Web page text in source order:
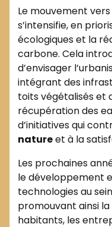
Le mouvement
s’intensifie, en
écologiques et la
carbone. Cela
d’envisager
intégrant des
toits végétalisés et
récupération des
d’initiatives qui
natureet à la
Les prochaines
le développement
technologies au
promouvant ainsi
habitants, les